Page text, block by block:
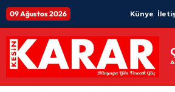
09 Ağustos 2026 Künye